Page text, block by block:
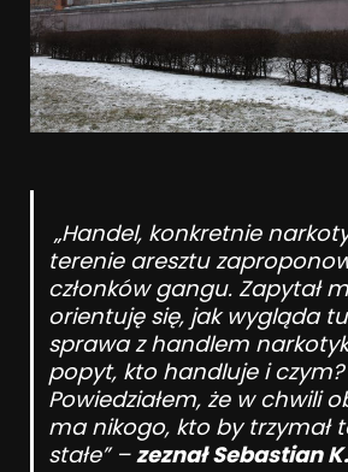
„Handel, konkretnie
terenie aresztu
członków gangu. Zapytał
orientuję się, jak wygląda
sprawa z handlem
popyt, kto handluje i czym?
Powiedziałem, że w chwili
ma nikogo, kto by trzymał
stałe” –zeznał Sebastian